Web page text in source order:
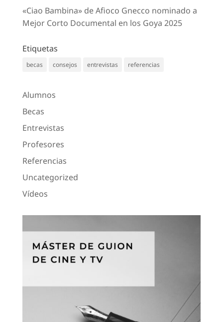
«Ciao Bambina» de Afioco Gnecco nominado a
Mejor Corto Documental en los Goya 2025
Etiquetas
becas consejos entrevistas referencias
Alumnos
Becas
Entrevistas
Profesores
Referencias
Uncategorized
Vídeos